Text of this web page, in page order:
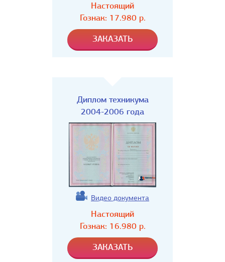
Настоящий
Гознак: 17.980р.
Диплом техникума
2004-2006 года
Видео документа
Настоящий
Гознак: 16.980р.